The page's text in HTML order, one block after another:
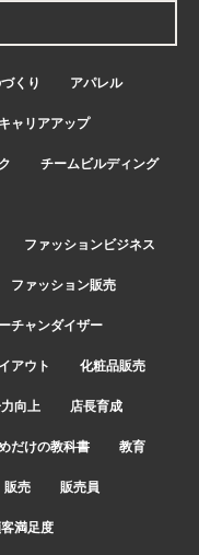
くり アパレル
キャリアアップ
チームビルディング
ファッションビジネス
ファッション販売
チャンダイザー
アウト 化粧品販売
向上 店長育成
だけの教科書 教育
販売 販売員
満足度